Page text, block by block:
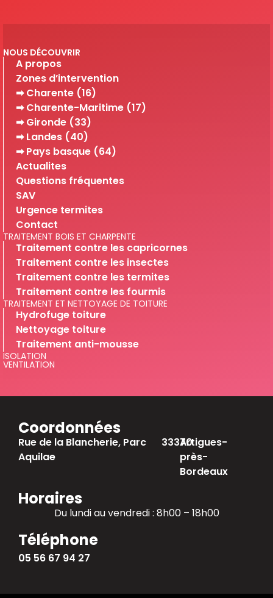
NOUS DÉCOUVRIR
A propos
Zones d’intervention
➡ Charente (16)
➡ Charente-Maritime (17)
➡ Gironde (33)
➡ Landes (40)
➡ Pays basque (64)
Actualites
Questions fréquentes
SAV
Urgence termites
Contact
TRAITEMENT BOIS ET CHARPENTE
Traitement contre les capricornes
Traitement contre les insectes
Traitement contre les termites
Traitement contre les fourmis
TRAITEMENT ET NETTOYAGE DE TOITURE
Hydrofuge toiture
Nettoyage toiture
Traitement anti-mousse
ISOLATION
VENTILATION
Coordonnées
Rue de la Blancherie, Parc
Aquilae
33370Artigues-
près-
Bordeaux
Horaires
Du lundi au vendredi : 8h00 – 18h00
Téléphone
05 56 67 94 27